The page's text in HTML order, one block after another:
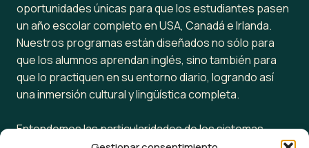
oportunidades únicas para que los estudiantes pasen
un año escolar completo en USA, Canadá e Irlanda.
Nuestros programas están diseñados no sólo para
que los alumnos aprendan inglés, sino también para
que lo practiquen en su entorno diario, logrando así
una inmersión cultural y lingüística completa.
Entendemos las particularidades de los sistemas